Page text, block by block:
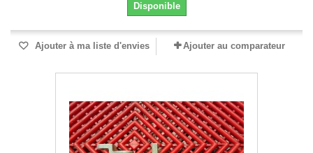
Disponible
Ajouter à ma liste d'envies Ajouter au comparateur